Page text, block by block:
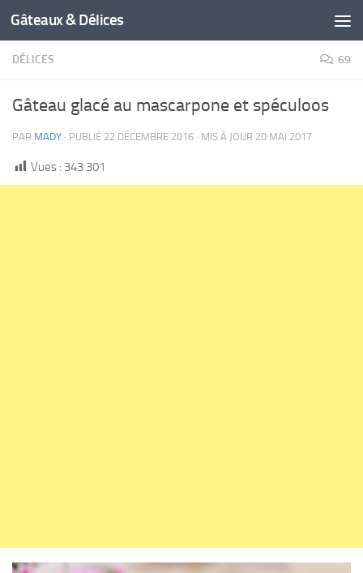
Gâteaux & Délices
DÉLICES 69
Gâteau glacé au mascarpone et spéculoos
PAR MADY · PUBLIÉ 22 DÉCEMBRE 2016 · MIS À JOUR 20 MAI 2017
Vues : 343 301